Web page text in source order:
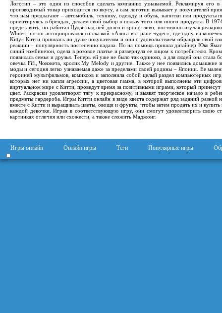
Логотип – это один из способов сделать компанию узнаваемой. Рекламируя его
производимый товар приходится по вкусу, а сам логотип вызывает у покупателей
что нам предлагают – автомобиль, технику, одежду и обувь, напитки или
ориентируясь в брендах, делаем свой выбор в пользу того или иного продукта. В
представить, но работал Цудзи над ней долго и кропотливо, постоянно изучая
White», но он ассоциировался со сказкой «Алиса в стране чудес», где одну из
Kitty».Китти пришлась по душе покупателям и они с удовольствием обращали свой
реакции – популярность постепенно падала. Но на помощь пришла дизайнер Юко
синий комбинезон, одела в розовое платье и развернула ее лицом к потребителю.
появилась семья и друзья. Теперь ей уже не было так одиноко, а для людей она
овечка Fifi, Чококета, кролик My Melody и другие. Также у нее появились домашние
моды и сегодня легко узнаваемая даже за пределами своей родины – Японии. Ее
героиней мультфильмов, комиксов и заполнила собой целый раздел
которых нет ни капли агрессии, а цветовая гамма, в которой выполнены эти
виртуальном мире с Китти, проведут время за позитивными играми, который
цвет. Раскраски удовлетворят тягу к прекрасному, и выявят творческое начало в
предметы гардероба. Игры Китти онлайн в виде квеста содержат ряд заданий
вместе с Китти и выращивать цветы, овощи и фрукты, чтобы затем продать их и
каждой девочки. Играя в соответствующую игру, они смогут удовлетворить свою
картинках отличия или схожести, а также сложить Маджонг.
Игры онлайн Онлайн игры Теги Популярные игры